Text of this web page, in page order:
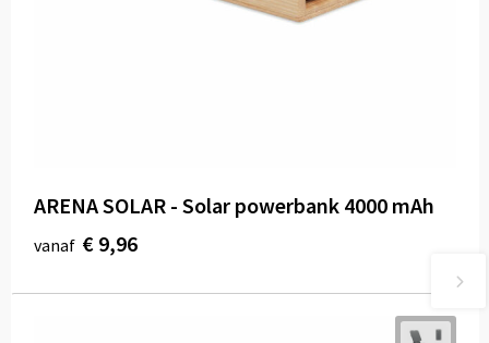
ARENA SOLAR - Solar powerbank 4000 mAh
vanaf € 9,96